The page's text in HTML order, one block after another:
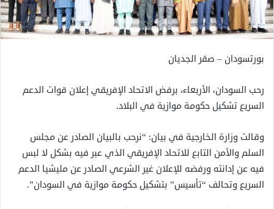
بورتسودان – صقر الجديان
رحب السودان، الأربعاء، برفض الاتحاد الإفريقي إعلان قوات الدعم
السريع تشكيل حكومة موازية في البلاد.
وقالت وزارة الخارجية في بيان: “نرحب بالبيان الصادر عن مجلس
السلم والأمن التابع للاتحاد الإفريقي الذي عبر فيه بشكل لا لبس
فيه عن إدانته ورفضه للإعلان غير الشرعي الصادر عن مليشيا الدعم
السريع وتحالف “تأسيس” بتشكيل حكومة موازية في السودان”.